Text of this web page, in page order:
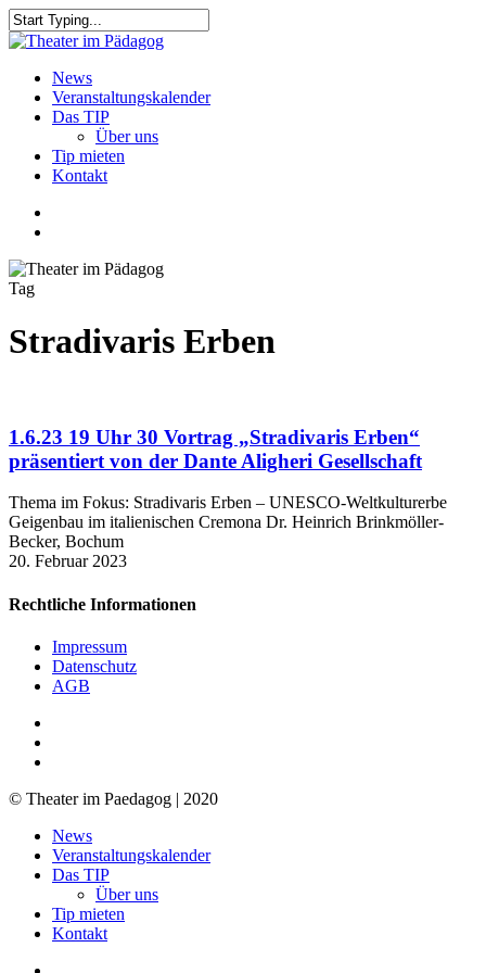
Skip
to
content
Close
search
Menu
News
Veranstaltungskalender
Das TIP
Über uns
Tip mieten
Kontakt
Tag
Stradivaris Erben
1.6.23 19 Uhr 30 Vortrag „Stradivaris Erben“
präsentiert von der Dante Aligheri Gesellschaft
Thema im Fokus: Stradivaris Erben – UNESCO-Weltkulturerbe
Geigenbau im italienischen Cremona Dr. Heinrich Brinkmöller-
Becker, Bochum
20. Februar 2023
Rechtliche Informationen
Impressum
Datenschutz
AGB
© Theater im Paedagog | 2020
Close
Menu
News
Veranstaltungskalender
Das TIP
Über uns
Tip mieten
Kontakt